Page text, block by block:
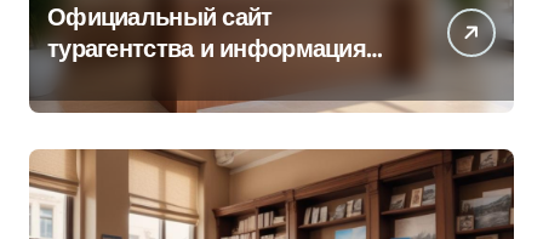
Официальный сайт
турагентства и информация